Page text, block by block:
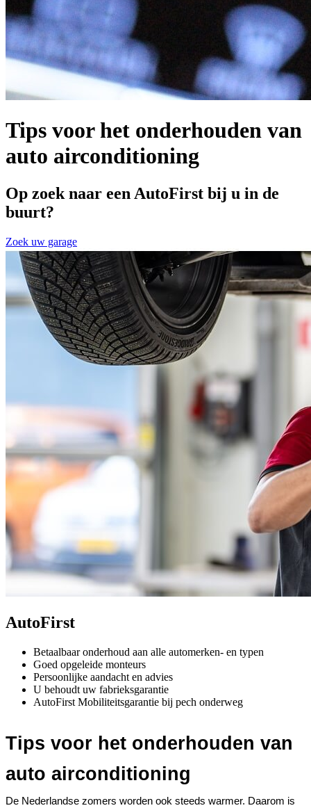
Tips voor het onderhouden van
auto airconditioning
Op zoek naar een AutoFirst bij u in de
buurt?
Zoek uw garage
AutoFirst
Betaalbaar onderhoud aan alle automerken- en typen
Goed opgeleide monteurs
Persoonlijke aandacht en advies
U behoudt uw fabrieksgarantie
AutoFirst Mobiliteitsgarantie bij pech onderweg
Tips voor het onderhouden van
auto airconditioning
De Nederlandse zomers worden ook steeds warmer. Daarom is